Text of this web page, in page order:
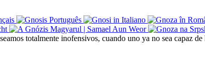
totalmente inofensivos, cuando uno ya no sea capaz